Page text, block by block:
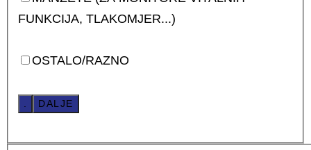
FUNKCIJA, TLAKOMJER...)
OSTALO/RAZNO
DALJE